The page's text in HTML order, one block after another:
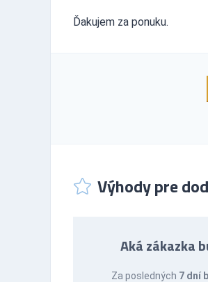
Ďakujem za ponuku.
Výhody pre
Aká zákazka
Za posledných 7 dní